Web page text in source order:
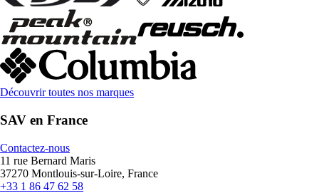
Découvrir toutes nos marques
SAV en France
Contactez-nous
11 rue Bernard Maris
37270 Montlouis-sur-Loire, France
+33 1 86 47 62 58